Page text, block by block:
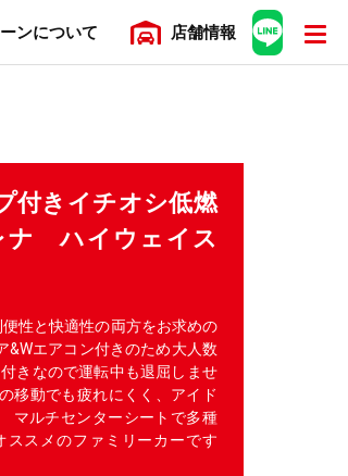
ンについて 店舗情報
付きイチオシ低燃
ナ ハイウェイス
性と快適性の両方をお求めの
エアコン付きのため大人数
きなので運転中も退屈しませ
移動でも疲れにくく、アイド
マルチセンターシートで多種
スメのファミリーカーです